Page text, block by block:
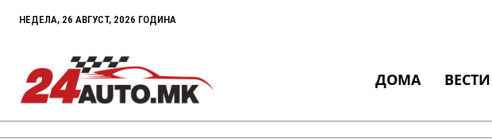
НЕДЕЛА, 26 АВГУСТ, 2026 ГОДИНА
ДОМА ВЕСТИ